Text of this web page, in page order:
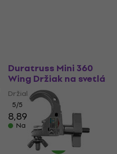
Duratruss Mini 360
Wing Držiak na svetlá
Držiak na svetlá
5/5
8,89 € 8,99 €
Na sklade